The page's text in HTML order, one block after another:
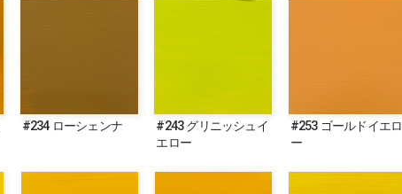
#234 ローシェンナ
#243 グリニッシュイ
エロー
#253 ゴールドイエロ
ー